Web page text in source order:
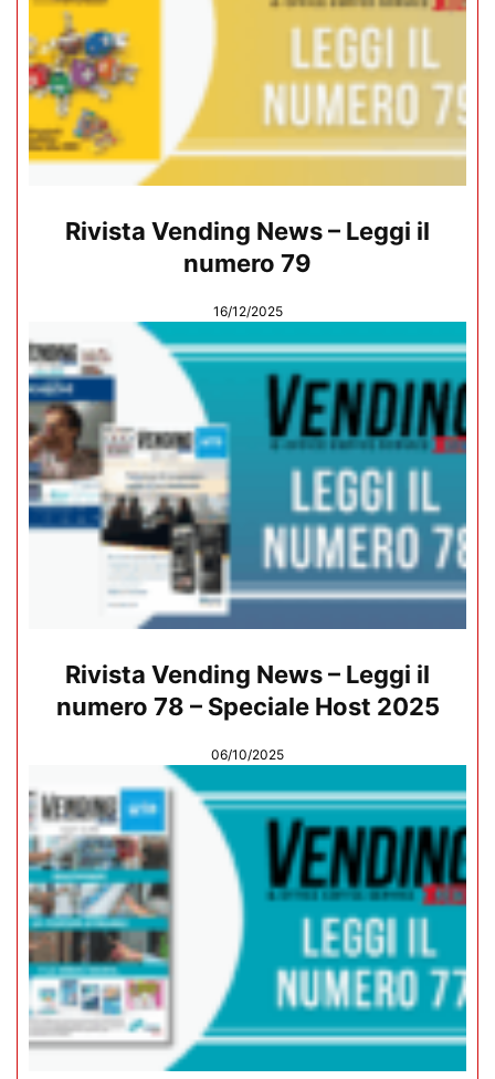
Rivista Vending News – Leggi il
numero 79
16/12/2025
Rivista Vending News – Leggi il
numero 78 – Speciale Host 2025
06/10/2025